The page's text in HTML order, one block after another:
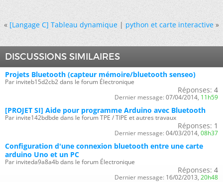
« [Langage C] Tableau dynamique|python et carte interactive »
DISCUSSIONS SIMILAIRES
Projets Bluetooth (capteur mémoire/bluetooth senseo)
Par inviteb15d2cb2 dans le forum Électronique
Réponses: 4
Dernier message: 07/04/2014, 11h59
[PROJET SI] Aide pour programme Arduino avec Bluetooth
Par invite142bdbde dans le forum TPE / TIPE et autres travaux
Réponses: 1
Dernier message: 04/03/2014, 08h37
Configuration d'une connexion bluetooth entre une carte
arduino Uno et un PC
Par inviteda9a8a4b dans le forum Électronique
Réponses: 4
Dernier message: 16/02/2013, 20h48